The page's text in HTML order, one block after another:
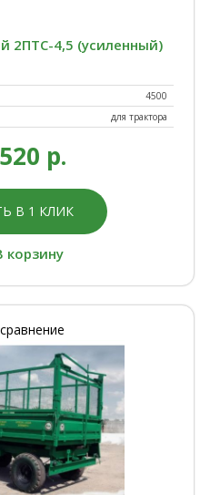
2ПТС-4,5 (усиленный)
4500
для трактора
р.
В 1 КЛИК
корзину